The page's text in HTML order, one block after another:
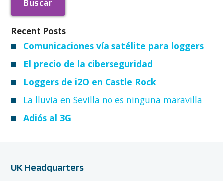
Recent Posts
Comunicaciones vía satélite para loggers
El precio de la ciberseguridad
Loggers de i2O en Castle Rock
La lluvia en Sevilla no es ninguna maravilla
Adiós al 3G
UK Headquarters